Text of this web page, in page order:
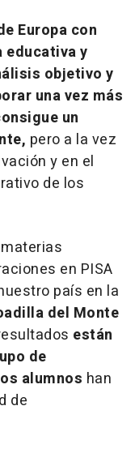
Europa con
educativa y
objetivo y
una vez más
un
pero a la vez
y en el
de los
en PISA
país en la
del Monte
están
de
alumnos han
de